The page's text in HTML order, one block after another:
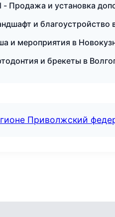
- Продажа и установка
и благоустройство
и мероприятия в
и брекеты в
Приволжский